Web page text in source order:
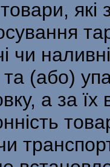
які
чи
та (або)
а за